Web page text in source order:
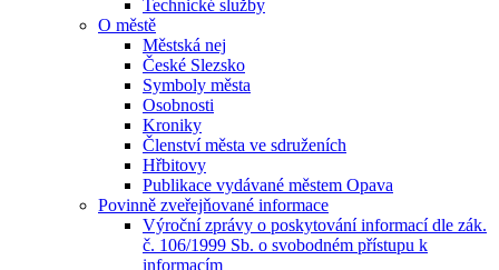
Technické služby
O městě
Městská nej
České Slezsko
Symboly města
Osobnosti
Kroniky
Členství města ve sdruženích
Hřbitovy
Publikace vydávané městem Opava
Povinně zveřejňované informace
Výroční zprávy o poskytování informací dle zák.
č. 106/1999 Sb. o svobodném přístupu k
informacím